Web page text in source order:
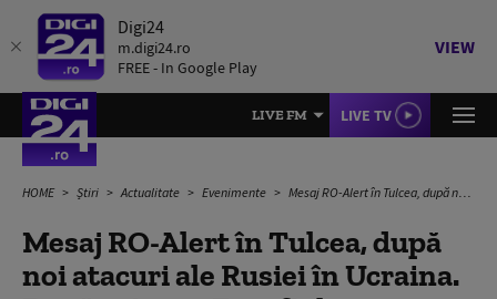
Digi24
m.digi24.ro
FREE - In Google Play
VIEW
LIVE FM LIVE TV
HOME Știri Actualitate Evenimente Mesaj RO-Alert în Tulcea, după noi atacuri ale Rusiei în Ucraina. Două avioane Eurofighter italiene au monitorizat situația
Mesaj RO-Alert în Tulcea, după
noi atacuri ale Rusiei în Ucraina.